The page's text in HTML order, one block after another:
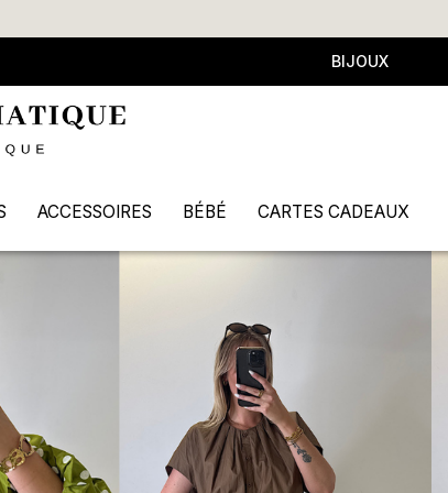
BIJOUX
ACCESSOIRES BÉBÉ CARTES CADEAUX